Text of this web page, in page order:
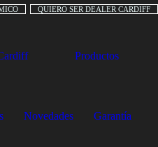
QUIERO SER DEALER CARDIFF
Productos
Novedades Garantía